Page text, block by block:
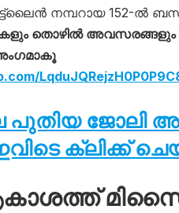
നമ്പറായ 152-ൽ
തൊഴിൽ അവസരങ്ങളും
പുതിയ ജോലി
ക്ലിക്ക്